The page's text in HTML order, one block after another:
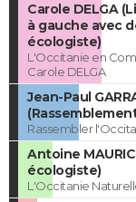
Carole DELGA
à gauche avec
écologiste)
L'Occitanie en
Carole DELGA
Jean-Paul
Rassembler
Antoine
écologiste)
L'Occitanie